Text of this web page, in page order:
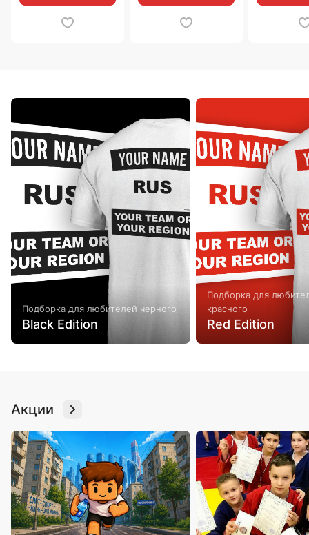
Подборка для любителей черного
Black Edition
Подборка для
красного
Red Edition
Акции